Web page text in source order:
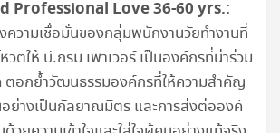
Professional Love 36-60 yrs.:
ความเชื่อมั่นของกลุ่มพนักงานวัยทำงานที่
ตให้ บี.กริม เพาเวอร์ เป็นองค์กรที่น่าร่วม
ตอกย้ำวัฒนธรรมองค์กรที่ให้ความสำคัญ
ย่างเป็นกัลยาณมิตร และการส่งต่อองค์